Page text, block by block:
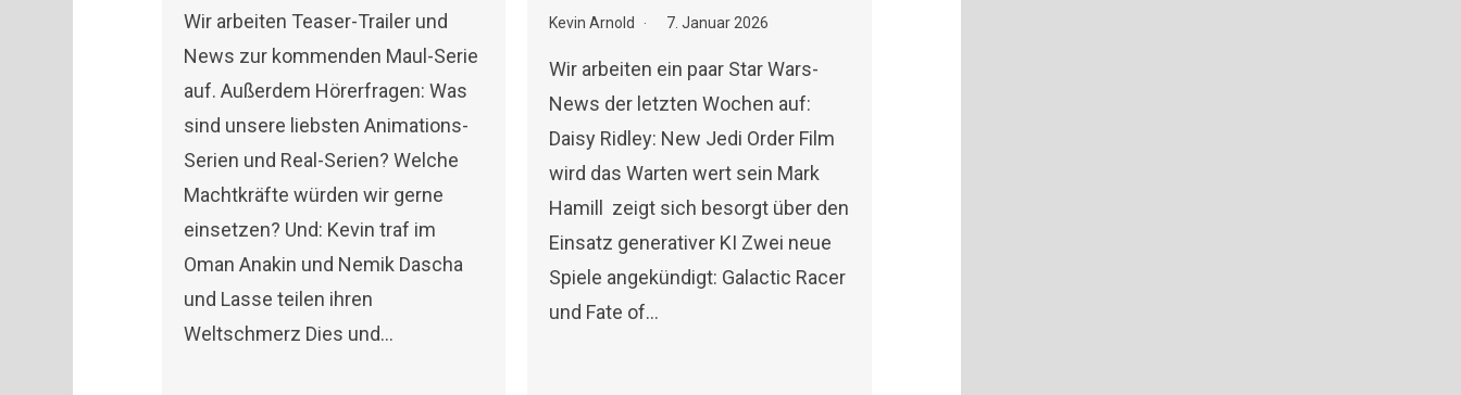
Wir arbeiten Teaser-Trailer und
News zur kommenden Maul-Serie
auf. Außerdem Hörerfragen: Was
sind unsere liebsten Animations-
Serien und Real-Serien? Welche
Machtkräfte würden wir gerne
einsetzen? Und: Kevin traf im
Oman Anakin und Nemik Dascha
und Lasse teilen ihren
Weltschmerz Dies und…
Kevin Arnold 7. Januar 2026
Wir arbeiten ein paar Star Wars-
News der letzten Wochen auf:
Daisy Ridley: New Jedi Order Film
wird das Warten wert sein Mark
Hamill zeigt sich besorgt über den
Einsatz generativer KI Zwei neue
Spiele angekündigt: Galactic Racer
und Fate of…